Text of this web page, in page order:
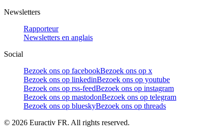
Newsletters
Rapporteur
Newsletters en anglais
Social
Bezoek ons op facebookBezoek ons op x
Bezoek ons op linkedinBezoek ons op youtube
Bezoek ons op rss-feedBezoek ons op instagram
Bezoek ons op mastodonBezoek ons op telegram
Bezoek ons op blueskyBezoek ons op threads
© 2026 Euractiv FR. All rights reserved.